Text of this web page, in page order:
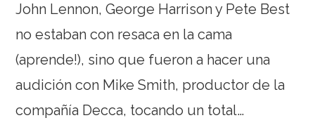
John Lennon, George Harrison y Pete Best
no estaban con resaca en la cama
(aprende!), sino que fueron a hacer una
audición con Mike Smith, productor de la
compañía Decca, tocando un total…